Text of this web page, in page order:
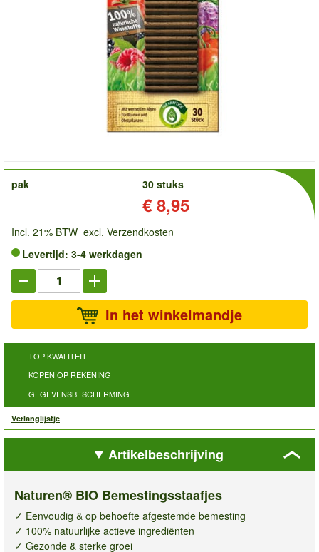
order
pak
30 stuks
€ 8,95
Incl. 21% BTW excl. Verzendkosten
Levertijd: 3-4 werkdagen
In het winkelmandje
TOP KWALITEIT
KOPEN OP REKENING
GEGEVENSBESCHERMING
Verlanglijstje
Artikelbeschrijving
Naturen® BIO Bemestingsstaafjes
✓ Eenvoudig & op behoefte afgestemde bemesting
✓ 100% natuurlijke actieve ingrediënten
✓ Gezonde & sterke groei